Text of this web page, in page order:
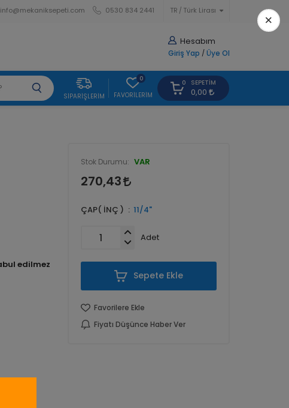
TR Türk Lirası
info@mekaniksepeti.com 0530 834 2441
Hesabım
Giriş Yap / Üye Ol
SIPARIŞLERIM
0
FAVORILERIM
0 SEPETIM
0,00
Stok Durumu: VAR
270,43
ÇAP( İNÇ ) 11/4"
Adet
Sepete Ekle
Favorilere Ekle
Fiyatı Düşünce Haber Ver
×